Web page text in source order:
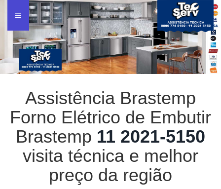
Assistência Brastemp
Forno Elétrico de Embutir
Brastemp 11 2021-5150
visita técnica e melhor
preço da região